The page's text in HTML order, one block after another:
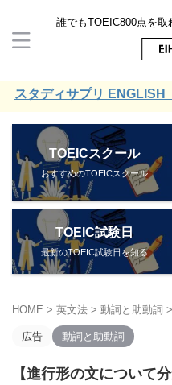
誰でもTOEIC800点を
ディサプリ ENGLISH ま
TOEICスクール
おすすめのTOEICスクール
TOEIC試験日
最新のTOEIC試験日を知る
HOME > 英文法 > 動詞と助動詞 >
広告 動詞と助動詞
【進行形の文について